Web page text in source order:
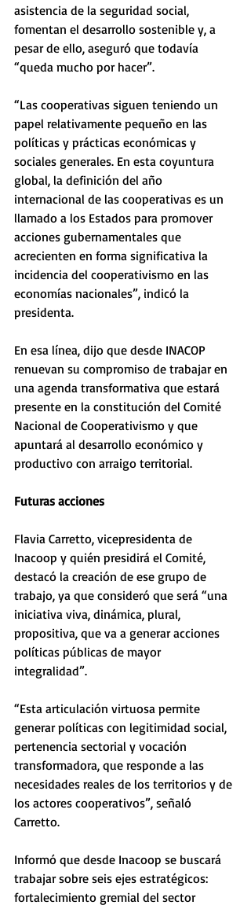
asistencia de la seguridad social,
fomentan el desarrollo sostenible y, a
pesar de ello, aseguró que todavía
“queda mucho por hacer”.
“Las cooperativas siguen teniendo un
papel relativamente pequeño en las
políticas y prácticas económicas y
sociales generales. En esta coyuntura
global, la definición del año
internacional de las cooperativas es un
llamado a los Estados para promover
acciones gubernamentales que
acrecienten en forma significativa la
incidencia del cooperativismo en las
economías nacionales”, indicó la
presidenta.
En esa línea, dijo que desde INACOP
renuevan su compromiso de trabajar en
una agenda transformativa que estará
presente en la constitución del Comité
Nacional de Cooperativismo y que
apuntará al desarrollo económico y
productivo con arraigo territorial.
Futuras acciones
Flavia Carretto, vicepresidenta de
Inacoop y quién presidirá el Comité,
destacó la creación de ese grupo de
trabajo, ya que consideró que será “una
iniciativa viva, dinámica, plural,
propositiva, que va a generar acciones
políticas públicas de mayor
integralidad”.
“Esta articulación virtuosa permite
generar políticas con legitimidad social,
pertenencia sectorial y vocación
transformadora, que responde a las
necesidades reales de los territorios y de
los actores cooperativos”, señaló
Carretto.
Informó que desde Inacoop se buscará
trabajar sobre seis ejes estratégicos:
fortalecimiento gremial del sector